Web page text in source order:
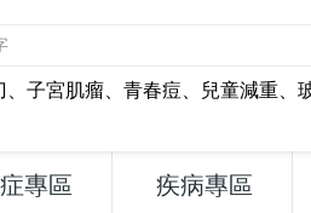
、 子宮肌瘤、 青春痘、 兒童減重、
專區 疾病專區